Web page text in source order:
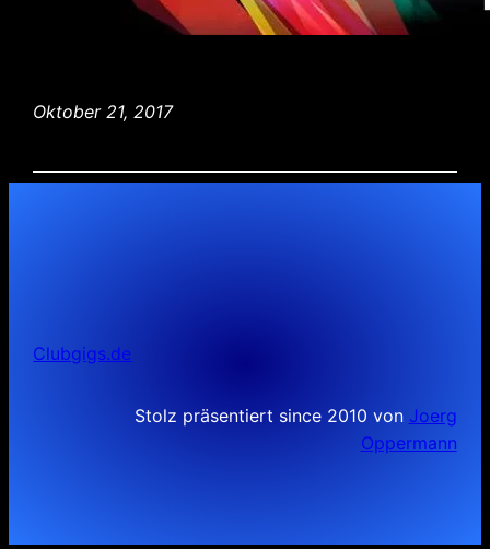
Oktober 21, 2017
Clubgigs.de
Stolz präsentiert since 2010 von Joerg
Oppermann